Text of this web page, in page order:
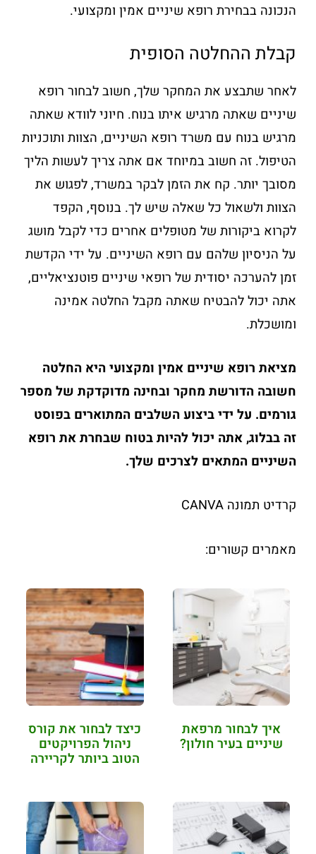
הנכונה בבחירת רופא שיניים אמין ומקצועי.
קבלת ההחלטה הסופית
לאחר שתבצע את המחקר שלך, חשוב לבחור רופא
שיניים שאתה מרגיש איתו בנוח. חיוני לוודא שאתה
מרגיש בנוח עם משרד רופא השיניים, הצוות ותוכניות
הטיפול. זה חשוב במיוחד אם אתה צריך לעשות הליך
מסובך יותר. קח את הזמן לבקר במשרד, לפגוש את
הצוות ולשאול כל שאלה שיש לך. בנוסף, הקפד
לקרוא ביקורות של מטופלים אחרים כדי לקבל מושג
על הניסיון שלהם עם רופא השיניים. על ידי הקדשת
זמן להערכה יסודית של רופאי שיניים פוטנציאליים,
אתה יכול להבטיח שאתה מקבל החלטה אמינה
ומושכלת.
מציאת רופא שינייםאמין ומקצועיהיאהחלטה
חשובההדורשת מחקר ובחינה מדוקדקת של מספר
גורמים. על ידיביצועהשלביםהמתואריםבפוסט
זהבבלוג,אתה יכוללהיותבטוח שבחרתאת רופא
השינייםהמתאיםלצרכים שלך.
קרדיט תמונה CANVA
מאמרים קשורים:
איך לבחור מרפאת
שיניים בעיר חולון?
כיצד לבחור את קורס
ניהול הפרויקטים
הטוב ביותר לקריירה